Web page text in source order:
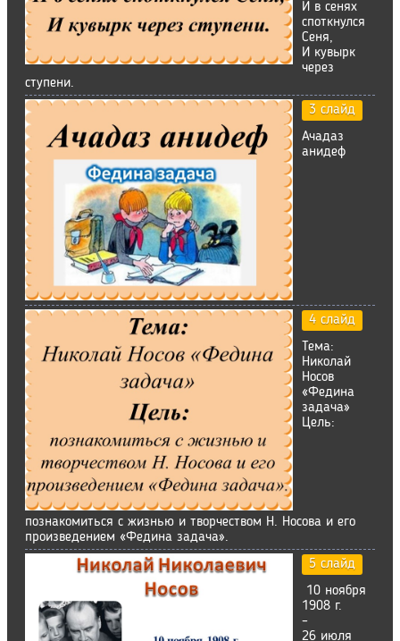
И в сенях
споткнулся
Сеня,
И кувырк
через
ступени.
3 слайд
Ачадаз
анидеф
4 слайд
Тема:
Николай
Носов
«Федина
задача»
Цель:
познакомиться с жизнью и творчеством Н. Носова и его
произведением «Федина задача».
5 слайд
10 ноября
1908 г.
–
26 июля